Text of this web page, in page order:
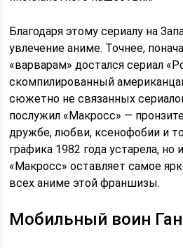
Благодаря этому сериалу на
увлечение аниме. Точнее,
«варварам» достался сериал
скомпилированный
сюжетно не связанных
послужил «Макросс» —
дружбе, любви, ксенофобии и
графика 1982 года устарела,
«Макросс» оставляет самое
всех аниме этой франшизы.
Мобильный воин